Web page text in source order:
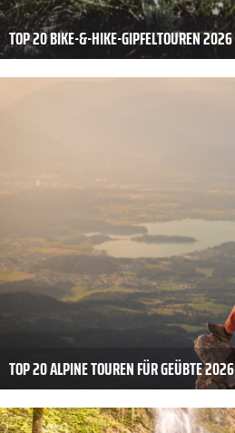
TOP 20 BIKE-&-HIKE-GIPFELTOUREN 2026
TOP 20 ALPINE TOUREN FÜR GEÜBTE 2026